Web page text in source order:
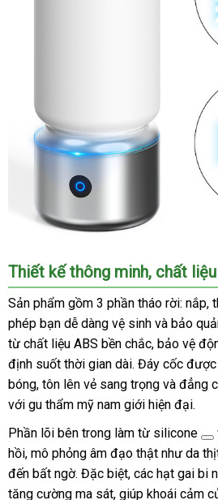
Cốc
Thủ
Dâm
Nam
2
Đầu
S-
Hande
Spirit
Kích
Thích
Cực
Mạnh
Thiết kế thông minh, chất
Sản phẩm gồm 3 phần tháo rời: nắp,
phép bạn dễ dàng vệ sinh và bảo
từ chất liệu ABS bền chắc, bảo vệ
định suốt thời gian dài. Đáy cốc
bóng, tôn lên vẻ sang trọng và đẳng
với gu thẩm mỹ nam giới hiện đại.
Phần lõi bên trong làm từ silicone
hồi, mô phỏng âm đạo thật như da
đến bất ngờ. Đặc biệt, các hạt gai bi
tăng cường ma sát, giúp khoái cảm